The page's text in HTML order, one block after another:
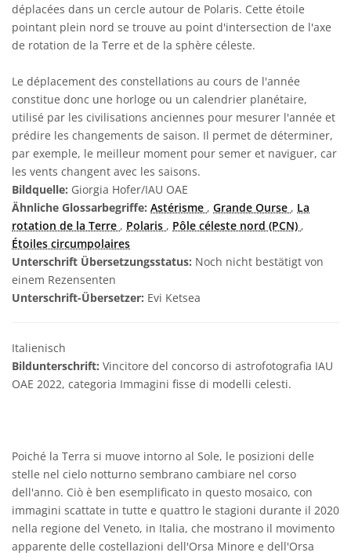
déplacées dans un cercle autour de Polaris. Cette étoile
pointant plein nord se trouve au point d'intersection de l'axe
de rotation de la Terre et de la sphère céleste.
Le déplacement des constellations au cours de l'année
constitue donc une horloge ou un calendrier planétaire,
utilisé par les civilisations anciennes pour mesurer l'année et
prédire les changements de saison. Il permet de déterminer,
par exemple, le meilleur moment pour semer et naviguer, car
les vents changent avec les saisons.
Bildquelle: Giorgia Hofer/IAU OAE
Ähnliche Glossarbegriffe: Astérisme , Grande Ourse , La
rotation de la Terre , Polaris , Pôle céleste nord (PCN) ,
Étoiles circumpolaires
Unterschrift Übersetzungsstatus: Noch nicht bestätigt von
einem Rezensenten
Unterschrift-Übersetzer: Evi Ketsea
Italienisch
Bildunterschrift: Vincitore del concorso di astrofotografia IAU
OAE 2022, categoria Immagini fisse di modelli celesti.
Poiché la Terra si muove intorno al Sole, le posizioni delle
stelle nel cielo notturno sembrano cambiare nel corso
dell'anno. Ciò è ben esemplificato in questo mosaico, con
immagini scattate in tutte e quattro le stagioni durante il 2020
nella regione del Veneto, in Italia, che mostrano il movimento
apparente delle costellazioni dell'Orsa Minore e dell'Orsa